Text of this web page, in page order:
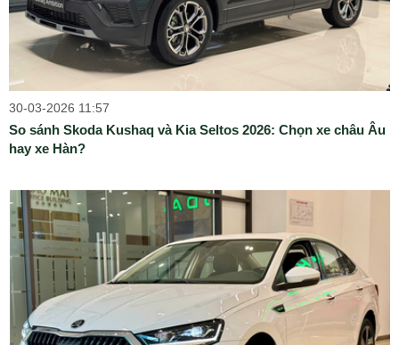
30-03-2026 11:57
So sánh Skoda Kushaq và Kia Seltos 2026: Chọn xe châu Âu
hay xe Hàn?